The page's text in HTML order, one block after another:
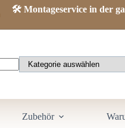
🛠️ Montageservice in der
Zubehör